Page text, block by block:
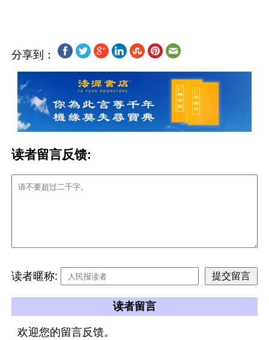
分享到：
读者留言反馈:
读者暱称:
读者留言
欢迎您的留言反馈。